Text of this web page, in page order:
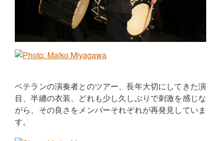
ベテランの演奏者とのツアー、長年大切にしてきた演
目、半纏の衣装、どれも少し久しぶりで刺激を感じな
がら、その良さをメンバーそれぞれが再発見していま
す。